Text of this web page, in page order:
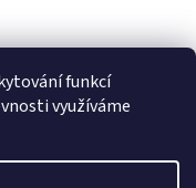
funkcí
využíváme